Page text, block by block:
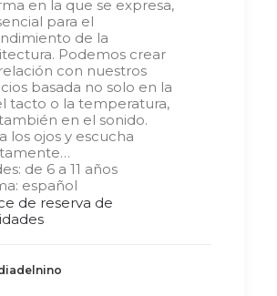
en la que se expresa,
para el
de la
Podemos crear
con nuestros
basada no solo en la
tacto o la temperatura,
en el sonido.
los ojos y escucha
de 6 a 11 años
español
de reserva de